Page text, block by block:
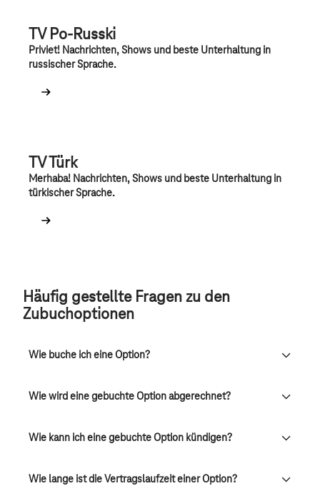
TV Po-Russki
Priviet! Nachrichten, Shows und beste Unterhaltung in
russischer Sprache.
TV Türk
Merhaba! Nachrichten, Shows und beste Unterhaltung in
türkischer Sprache.
Häufig gestellte Fragen zu den
Zubuchoptionen
Wie buche ich eine Option?
Wie wird eine gebuchte Option abgerechnet?
Wie kann ich eine gebuchte Option kündigen?
Wie lange ist die Vertragslaufzeit einer Option?